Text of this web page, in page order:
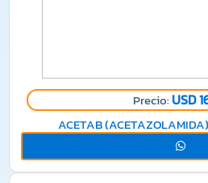
Precio: USD
ACETAB